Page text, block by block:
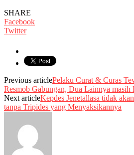
SHARE
Facebook
Twitter
Previous articlePelaku Curat & Curas
Resmob Gabungan, Dua Lainnya masih
Next articleKepdes Jenetallasa tidak
tanpa Tripides yang Menyaksikannya